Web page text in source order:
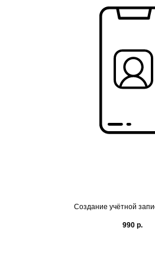
Создание учётной
990 р.